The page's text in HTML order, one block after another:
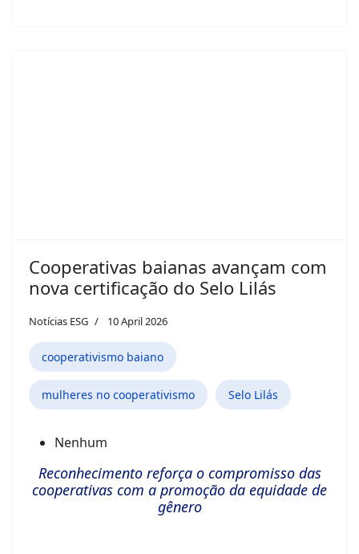
Cooperativas baianas avançam com
nova certificação do Selo Lilás
Notícias ESG 10 April 2026
cooperativismo baiano
mulheres no cooperativismo Selo Lilás
Nenhum
Reconhecimento reforça o compromisso das
cooperativas com a promoção da equidade de
gênero